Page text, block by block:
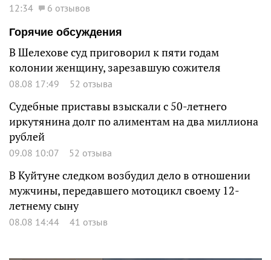
12:34
6 отзывов
Горячие обсуждения
В Шелехове суд приговорил к пяти годам
колонии женщину, зарезавшую сожителя
08.08 17:49 52 отзыва
Судебные приставы взыскали с 50-летнего
иркутянина долг по алиментам на два миллиона
рублей
09.08 10:07 52 отзыва
В Куйтуне следком возбудил дело в отношении
мужчины, передавшего мотоцикл своему 12-
летнему сыну
08.08 14:44 41 отзыв